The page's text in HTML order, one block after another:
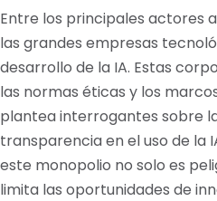
Entre los principales actores
las grandes empresas
desarrollo de la IA. Estas
las normas éticas y los
plantea interrogantes sobre
transparencia en el uso de la
este monopolio no solo es
limita las oportunidades de